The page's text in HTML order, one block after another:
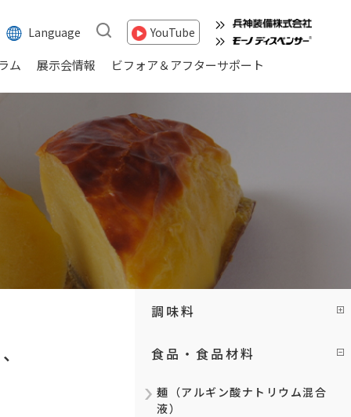
Language YouTube
ム 展示会情報 ビフォア＆アフターサポート
調味料
食品・食品材料
麺（アルギン酸ナトリウム混合
液）